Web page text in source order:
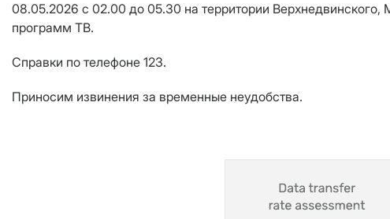
08.05.2026 с 02.00 до 05.30 на территории Верхнедвинского,
программ ТВ.
Справки по телефоне 123.
Приносим извинения за временные неудобства.